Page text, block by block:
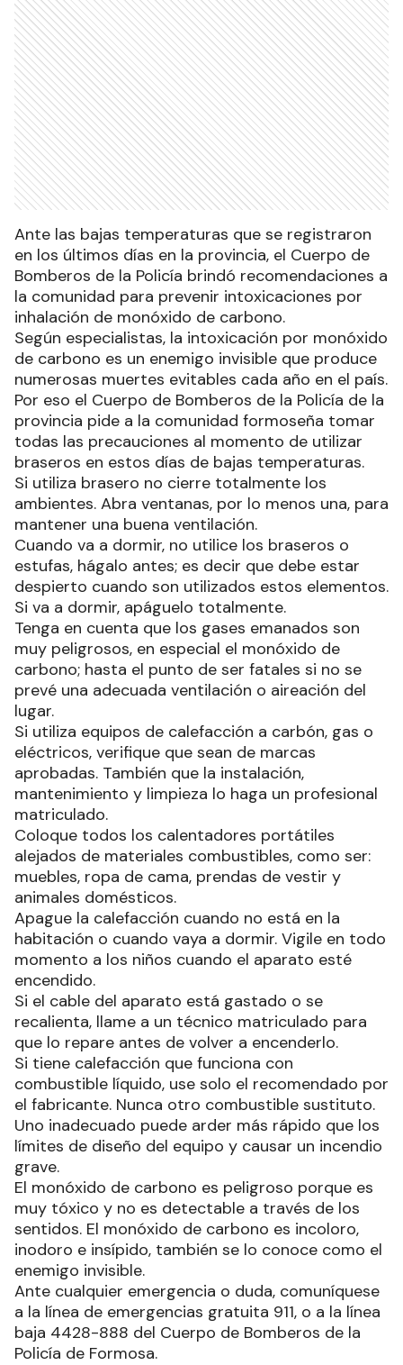
Ante las bajas temperaturas que se registraron
en los últimos días en la provincia, el Cuerpo de
Bomberos de la Policía brindó recomendaciones a
la comunidad para prevenir intoxicaciones por
inhalación de monóxido de carbono.
Según especialistas, la intoxicación por monóxido
de carbono es un enemigo invisible que produce
numerosas muertes evitables cada año en el país.
Por eso el Cuerpo de Bomberos de la Policía de la
provincia pide a la comunidad formoseña tomar
todas las precauciones al momento de utilizar
braseros en estos días de bajas temperaturas.
Si utiliza brasero no cierre totalmente los
ambientes. Abra ventanas, por lo menos una, para
mantener una buena ventilación.
Cuando va a dormir, no utilice los braseros o
estufas, hágalo antes; es decir que debe estar
despierto cuando son utilizados estos elementos.
Si va a dormir, apáguelo totalmente.
Tenga en cuenta que los gases emanados son
muy peligrosos, en especial el monóxido de
carbono; hasta el punto de ser fatales si no se
prevé una adecuada ventilación o aireación del
lugar.
Si utiliza equipos de calefacción a carbón, gas o
eléctricos, verifique que sean de marcas
aprobadas. También que la instalación,
mantenimiento y limpieza lo haga un profesional
matriculado.
Coloque todos los calentadores portátiles
alejados de materiales combustibles, como ser:
muebles, ropa de cama, prendas de vestir y
animales domésticos.
Apague la calefacción cuando no está en la
habitación o cuando vaya a dormir. Vigile en todo
momento a los niños cuando el aparato esté
encendido.
Si el cable del aparato está gastado o se
recalienta, llame a un técnico matriculado para
que lo repare antes de volver a encenderlo.
Si tiene calefacción que funciona con
combustible líquido, use solo el recomendado por
el fabricante. Nunca otro combustible sustituto.
Uno inadecuado puede arder más rápido que los
límites de diseño del equipo y causar un incendio
grave.
El monóxido de carbono es peligroso porque es
muy tóxico y no es detectable a través de los
sentidos. El monóxido de carbono es incoloro,
inodoro e insípido, también se lo conoce como el
enemigo invisible.
Ante cualquier emergencia o duda, comuníquese
a la línea de emergencias gratuita 911, o a la línea
baja 4428-888 del Cuerpo de Bomberos de la
Policía de Formosa.